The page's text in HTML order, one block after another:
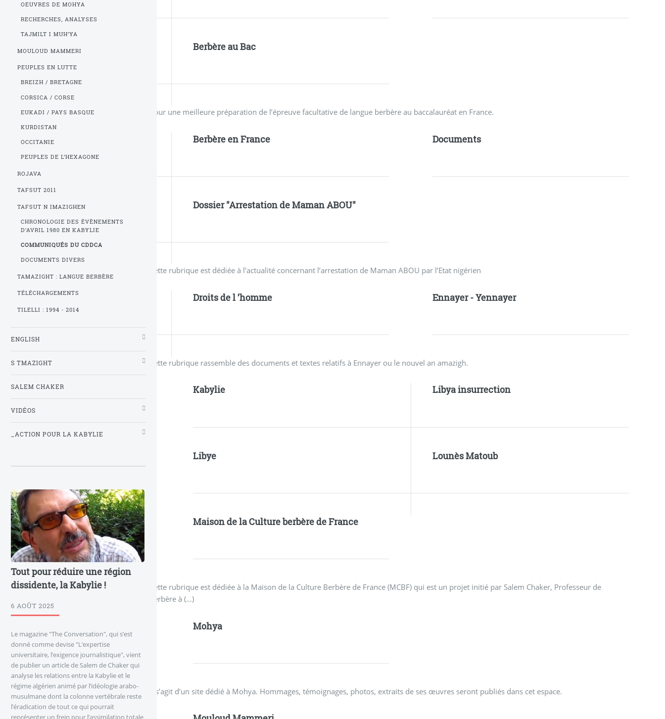
Berbère au Bac
Pour une meilleure préparation de l’épreuve facultative de langue berbère au baccalauréat en France.
Berbère en France Documents
Dossier "Arrestation de Maman ABOU"
Cette rubrique est dédiée à l’actualité concernant l’arrestation de Maman ABOU par l’Etat nigérien
Droits de l ’homme Ennayer - Yennayer
Cette rubrique rassemble des documents et textes relatifs à Ennayer ou le nouvel an amazigh.
Kabylie Libya insurrection
Libye Lounès Matoub
Maison de la Culture berbère de France
Cette rubrique est dédiée à la Maison de la Culture Berbère de France (MCBF) qui est un projet initié par Salem Chaker, Professeur de
berbère à (…)
Mohya
Il s’agit d’un site dédié à Mohya. Hommages, témoignages, photos, extraits de ses œuvres seront publiés dans cet espace.
OEUVRES DE MOHYA
RECHERCHES, ANALYSES
TAJMILT I MUH’YA
MOULOUD MAMMERI
PEUPLES EN LUTTE
BREIZH / BRETAGNE
CORSICA / CORSE
EUKADI / PAYS BASQUE
KURDISTAN
OCCITANIE
PEUPLES DE L’HEXAGONE
ROJAVA
TAFSUT 2011
TAFSUT N IMAZIGHEN
CHRONOLOGIE DES ÉVÈNEMENTS
D’AVRIL 1980 EN KABYLIE
COMMUNIQUÉS DU CDDCA
DOCUMENTS DIVERS
TAMAZIGHT : LANGUE BERBÈRE
TÉLÉCHARGEMENTS
TILELLI : 1994 - 2014
ENGLISH
S TMAZIGHT
SALEM CHAKER
VIDÉOS
_ACTION POUR LA KABYLIE
Tout pour réduire une région
dissidente, la Kabylie !
6 AOÛT 2025
Le magazine "The Conversation", qui s’est
donné comme devise "L’expertise
universitaire, l’exigence journalistique", vient
de publier un article de Salem de Chaker qui
analyse les relations entre la Kabylie et le
régime algérien animé par l’idéologie arabo-
musulmane dont la colonne vertébrale reste
l’éradication de tout ce qui pourrait
représenter un frein pour l’assimilation totale